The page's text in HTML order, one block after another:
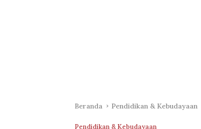
Beranda Pendidikan & Kebudayaan
Pendidikan & Kebudayaan